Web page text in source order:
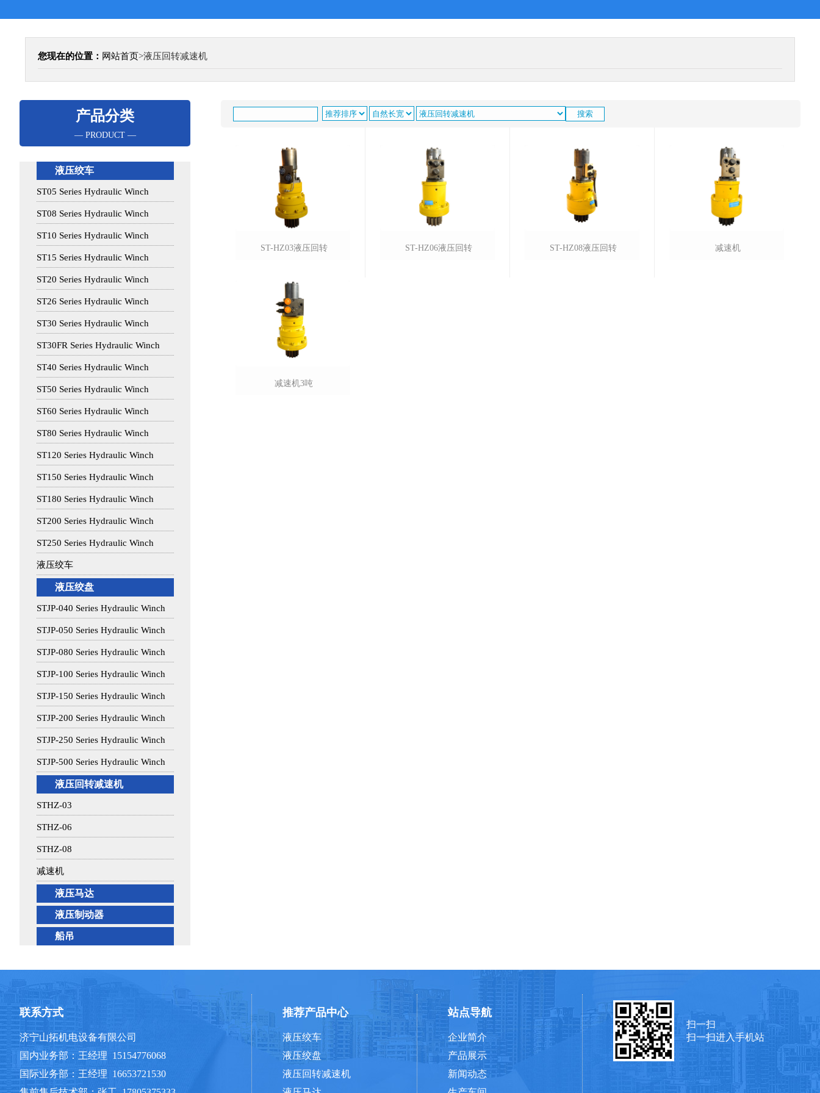
您现在的位置： 网站首页>液压回转减速机
产品分类
— PRODUCT —
液压绞车
ST05 Series Hydraulic Winch
ST08 Series Hydraulic Winch
ST10 Series Hydraulic Winch
ST15 Series Hydraulic Winch
ST20 Series Hydraulic Winch
ST26 Series Hydraulic Winch
ST30 Series Hydraulic Winch
ST30FR Series Hydraulic Winch
ST40 Series Hydraulic Winch
ST50 Series Hydraulic Winch
ST60 Series Hydraulic Winch
ST80 Series Hydraulic Winch
ST120 Series Hydraulic Winch
ST150 Series Hydraulic Winch
ST180 Series Hydraulic Winch
ST200 Series Hydraulic Winch
ST250 Series Hydraulic Winch
液压绞车
液压绞盘
STJP-040 Series Hydraulic Winch
STJP-050 Series Hydraulic Winch
STJP-080 Series Hydraulic Winch
STJP-100 Series Hydraulic Winch
STJP-150 Series Hydraulic Winch
STJP-200 Series Hydraulic Winch
STJP-250 Series Hydraulic Winch
STJP-500 Series Hydraulic Winch
液压回转减速机
STHZ-03
STHZ-06
STHZ-08
减速机
液压马达
液压制动器
船吊
ST-HZ03液压回转
减速机3吨
ST-HZ06液压回转 ST-HZ08液压回转 减速机
联系方式
济宁山拓机电设备有限公司
国内业务部：王经理 15154776068
国际业务部：王经理 16653721530
推荐产品中心
液压绞车
液压绞盘
液压回转减速机
站点导航
企业简介
产品展示
新闻动态
扫一扫
扫一扫进入手机站